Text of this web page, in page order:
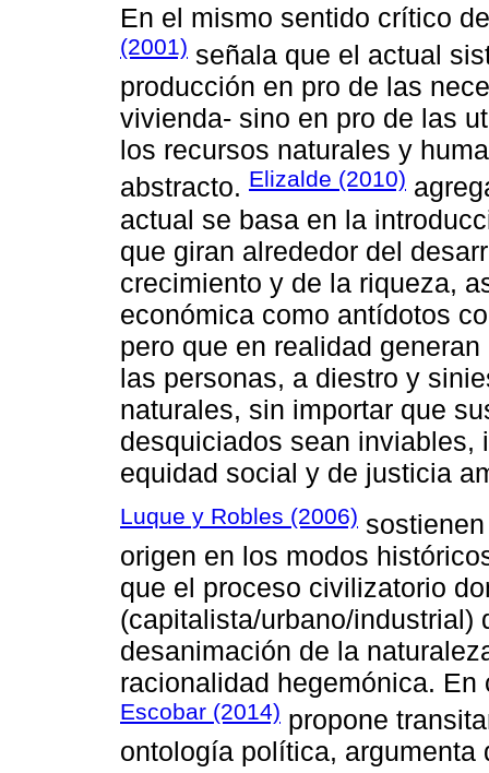
En el mismo sentido crítico
(2001) señala que el actual
producción en pro de las
vivienda- sino en pro de las
los recursos naturales y
abstracto. Elizalde (2010)
actual se basa en la
que giran alrededor del
crecimiento y de la riqueza,
económica como antídotos
pero que en realidad
las personas, a diestro y
naturales, sin importar que
desquiciados sean
equidad social y de justicia
Luque y Robles (2006)
origen en los modos
que el proceso civilizatorio
(capitalista/urbano/industrial)
desanimación de la
racionalidad hegemónica.
Escobar (2014) propone
ontología política,